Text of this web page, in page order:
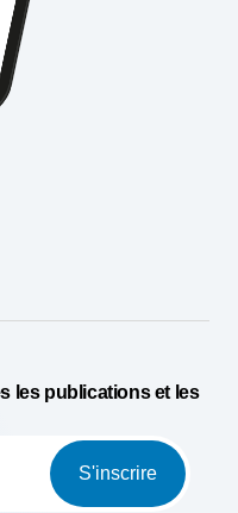
les publications et les
S'inscrire